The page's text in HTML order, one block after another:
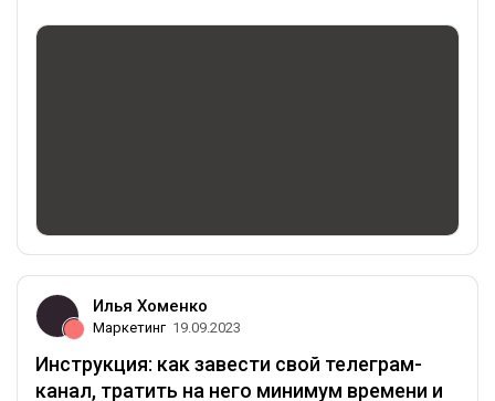
Илья Хоменко
Маркетинг 19.09.2023
Инструкция: как завести свой телеграм-
канал, тратить на него минимум времени и